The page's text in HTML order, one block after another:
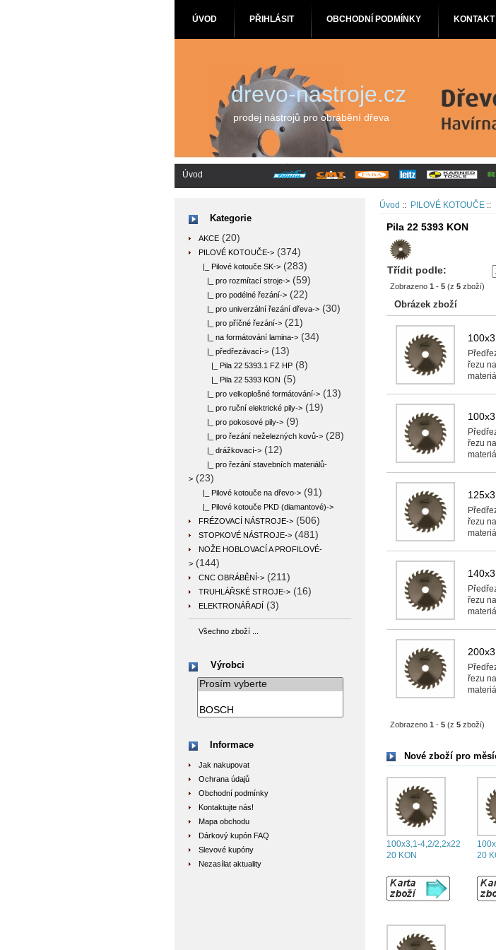
ÚVOD
PŘIHLÁSIT
OBCHODNÍ PODMÍNKY
KONTAKT
drevo-nastroje.cz
prodej nástrojů pro obrábění dřeva
Úvod
Kategorie
AKCE (20)
PILOVÉ KOTOUČE-> (374)
|_ Pilové kotouče SK-> (283)
|_ pro rozmítací stroje-> (59)
|_ pro podélné řezání-> (22)
|_ pro univerzální řezání dřeva-> (30)
|_ pro příčné řezání-> (21)
|_ na formátování lamina-> (34)
|_ předřezávací-> (13)
|_ Pila 22 5393.1 FZ HP (8)
|_ Pila 22 5393 KON (5)
|_ pro velkoplošné formátování-> (13)
|_ pro ruční elektrické pily-> (19)
|_ pro pokosové pily-> (9)
|_ pro řezání neželezných kovů-> (28)
|_ drážkovací-> (12)
|_ pro řezání stavebních materiálů-
> (23)
|_ Pilové kotouče na dřevo-> (91)
|_ Pilové kotouče PKD (diamantové)->
FRÉZOVACÍ NÁSTROJE-> (506)
STOPKOVÉ NÁSTROJE-> (481)
NOŽE HOBLOVACÍ A PROFILOVÉ-
> (144)
CNC OBRÁBĚNÍ-> (211)
TRUHLÁŘSKÉ STROJE-> (16)
ELEKTRONÁŘADÍ (3)
Všechno zboží ...
Výrobci
Informace
Jak nakupovat
Ochrana údajů
Obchodní podmínky
Kontaktujte nás!
Mapa obchodu
Dárkový kupón FAQ
Slevové kupóny
Nezasílat aktuality
Úvod :: PILOVÉ KOTOUČE ::
Pila 22 5393 KON
Třídit podle:
Zobrazeno1 -5 (z5 zboží)
Obrázek zboží
řezu
řezu
řezu
řezu
řezu
Zobrazeno1 -5 (z5 zboží)
Nové zboží pro
100x3,1-4,2/2,2x22
20 KON
20